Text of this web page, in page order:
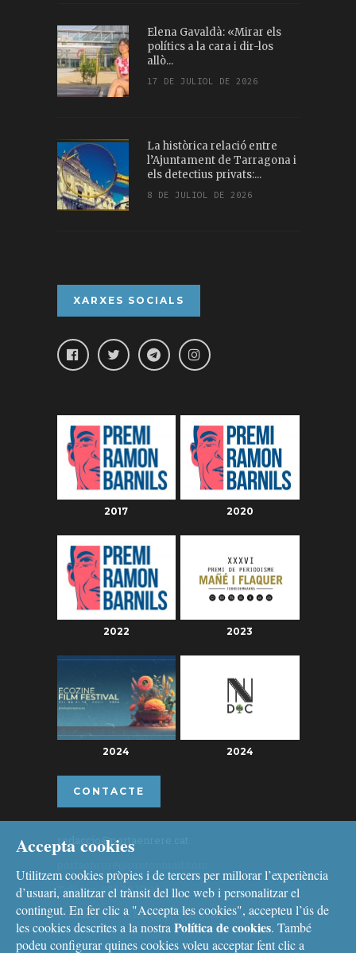
Elena Gavaldà: «Mirar els
polítics a la cara i dir-los
allò...
17 DE JULIOL DE 2026
La històrica relació entre
l’Ajuntament de Tarragona i
els detectius privats:...
8 DE JULIOL DE 2026
XARXES SOCIALS
2017 2020
2022 2023
2024 2024
CONTACTE
redaccio@portaenrere.cat
Telèfon: 626 26 19 93
Missatgeria: Whatsapp, Telegram i Signal
Accepta cookies
Utilitzem cookies pròpies i de tercers per millorar l’experiència
d’usuari, analitzar el trànsit del lloc web i personalitzar el
contingut. En fer clic a "Accepta les cookies", accepteu l’ús de
les cookies descrites a la nostra Política de cookies. També
podeu configurar quines cookies voleu acceptar fent clic a